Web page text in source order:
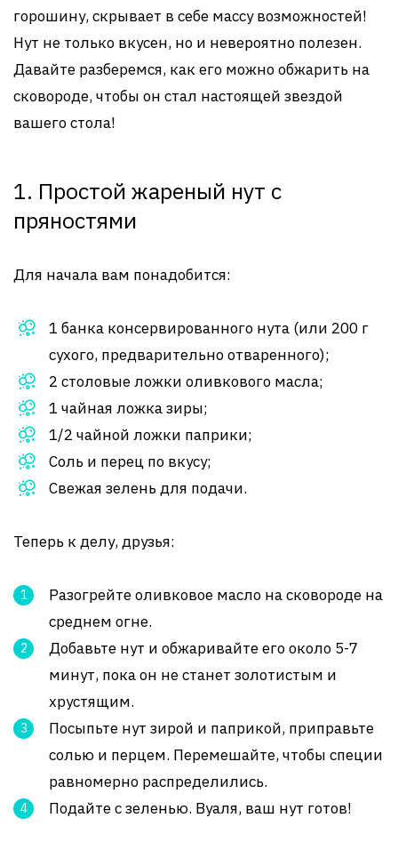
горошину, скрывает в себе массу возможностей!
Нут не только вкусен, но и невероятно полезен.
Давайте разберемся, как его можно обжарить на
сковороде, чтобы он стал настоящей звездой
вашего стола!
1. Простой жареный нут с
пряностями
Для начала вам понадобится:
1 банка консервированного нута (или 200 г
сухого, предварительно отваренного);
2 столовые ложки оливкового масла;
1 чайная ложка зиры;
1/2 чайной ложки паприки;
Соль и перец по вкусу;
Свежая зелень для подачи.
Теперь к делу, друзья:
Разогрейте оливковое масло на сковороде на
среднем огне.
Добавьте нут и обжаривайте его около 5-7
минут, пока он не станет золотистым и
хрустящим.
Посыпьте нут зирой и паприкой, приправьте
солью и перцем. Перемешайте, чтобы специи
равномерно распределились.
Подайте с зеленью. Вуаля, ваш нут готов!